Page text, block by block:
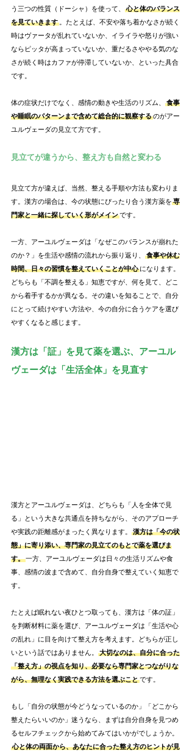
う三つの性質（ドーシャ）を使って、
心と体のバランス
を見ていきます 。たとえば、不安や落ち着かなさが続く
時はヴァータが乱れていないか、イライラや怒りが強い
ならピッタが高まっていないか、重だるさややる気のな
さが続く時はカファが停滞していないか、といった具合
です。
体の症状だけでなく、感情の動きや生活のリズム、
食事
や睡眠のパターンまで含めて総合的に観察するのがアー
ユルヴェーダの見立て方です。
見立てが違うから、整え方も自然と変わる
見立て方が違えば、当然、整える手順や方法も変わりま
す。漢方の場合は、今の状態にぴったり合う漢方薬を 専
門家と一緒に探していく形がメインです。
一方、アーユルヴェーダは「なぜこのバランスが崩れた
のか？」を生活や感情の流れから振り返り、
食事や休む
時間、日々の習慣を整えていくことが中心 になります。
どちらも「不調を整える」知恵ですが、何を見て、どこ
から着手するかが異なる。その違いを知ることで、自分
にとって続けやすい方法や、今の自分に合うケアを選び
やすくなると感じます。
漢方は「証」を見て薬を選ぶ、アーユル
ヴェーダは「生活全体」を見直す
漢方とアーユルヴェーダは、どちらも「人を全体で見
る」という大きな共通点を持ちながら、そのアプローチ
や実践の距離感がまったく異なります。
漢方は「今の状
態」に寄り添い、専門家の見立てのもとで薬を選びま
す。一方、アーユルヴェーダは日々の生活リズムや食
事、感情の波まで含めて、自分自身で整えていく知恵で
す。
たとえば眠れない夜ひとつ取っても、漢方は「体の証」
を判断材料に薬を選び、アーユルヴェーダは「生活や心
の乱れ」に目を向けて整え方を考えます。どちらが正し
いという話ではありません。
大切なのは、自分に合った
「整え方」の視点を知り、必要なら専門家とつながりな
がら、無理なく実践できる方法を選ぶことです。
もし「自分の状態が今どうなっているのか」「どこから
整えたらいいのか」迷うなら、まずは自分自身を見つめ
るセルフチェックから始めてみてはいかがでしょうか。
心と体の両面から、あなたに合った整え方のヒントが見